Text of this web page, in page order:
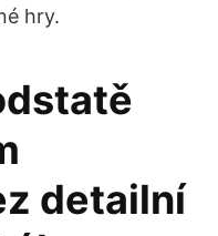
hry.
detailní